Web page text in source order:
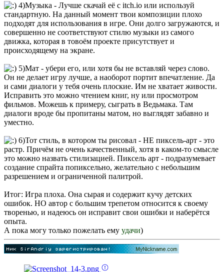
4)Музыка - Лучше скачай её с itch.io или используй
стандартную. На данный момент твои композиции плохо
подходят для использования в игре. Они долго загружаются, и
совершенно не соответствуют стилю музыки из самого
движка, которая в товоём проекте присутствует и
происходящему на экране.
5)Мат - убери его, или хотя бы не вставляй через слово.
Он не делает игру лучше, а наоборот портит впечатление. Да
и сами диалоги у тебя очень плоские. Им не хватает живости.
Исправить это можно чтением книг, ну или просмотром
фильмов. Можешь к примеру, сыграть в Ведьмака. Там
диалоги вроде бы пропитаны матом, но выглядят забавно и
уместно.
6)Тот стиль, в котором ты рисовал - НЕ пиксель-арт - это
растр. Причём не очень качественный, хотя в каком-то смысле
это можно назвать стилизацией. Пиксель арт - подразумевает
создание спрайта попиксельно, желательно с небольшим
разрешением и ограниченной палитрой.
Итог: Игра плоха. Она сырая и содержит кучу детских
ошибок. НО автор с большим трепетом относится к своему
творенью, и надеюсь он исправит свои ошибки и наберётся
опыта.
А пока могу только пожелать ему удачи)